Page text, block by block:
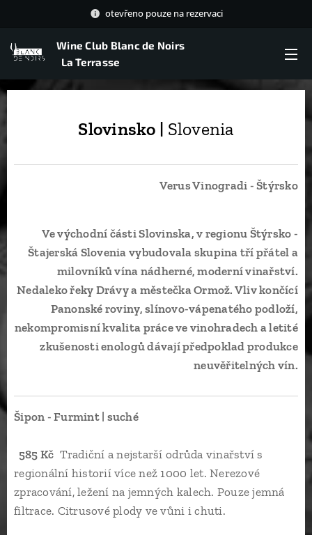
otevřeno pouze na rezervaci
Wine Club Blanc de Noirs
La Terrasse
Slovinsko | Slovenia
Verus Vinogradi - Štýrsko
Ve východní části Slovinska, v regionu Štýrsko -
Štajerská Slovenia vybudovala skupina tří přátel a
milovníků vína nádherné, moderní vinařství.
Nedaleko řeky Drávy a městečka Ormož. Vliv končící
Panonské roviny, slínovo-vápenatého podloží,
nekompromisní kvalita práce ve vinohradech a letité
zkušenosti enologů dávají předpoklad produkce
neuvěřitelných vín.
Šipon - Furmint | suché
585 Kč Tradiční a nejstarší odrůda vinařství s
regionální historií více než 1000 let. Nerezové
zpracování, ležení na jemných kalech. Pouze jemná
filtrace. Citrusové plody ve vůni i chuti.